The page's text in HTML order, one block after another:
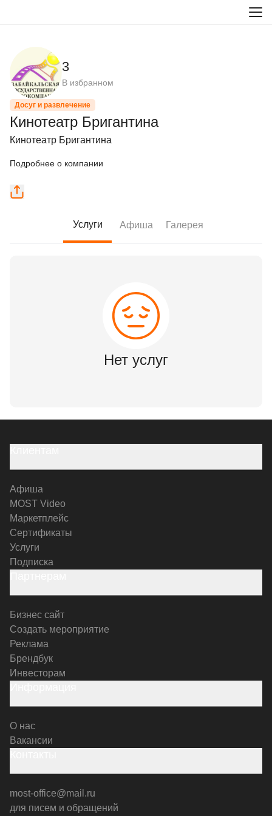
3
В избранном
Досуг и развлечение
Кинотеатр Бригантина
Кинотеатр Бригантина
Подробнее о компании
Услуги Афиша Галерея
Нет услуг
Афиша
MOST Video
Маркетплейс
Сертификаты
Услуги
Подписка
Бизнес сайт
Создать мероприятие
Реклама
Брендбук
Инвесторам
О нас
Вакансии
most-office@mail.ru
для писем и обращений